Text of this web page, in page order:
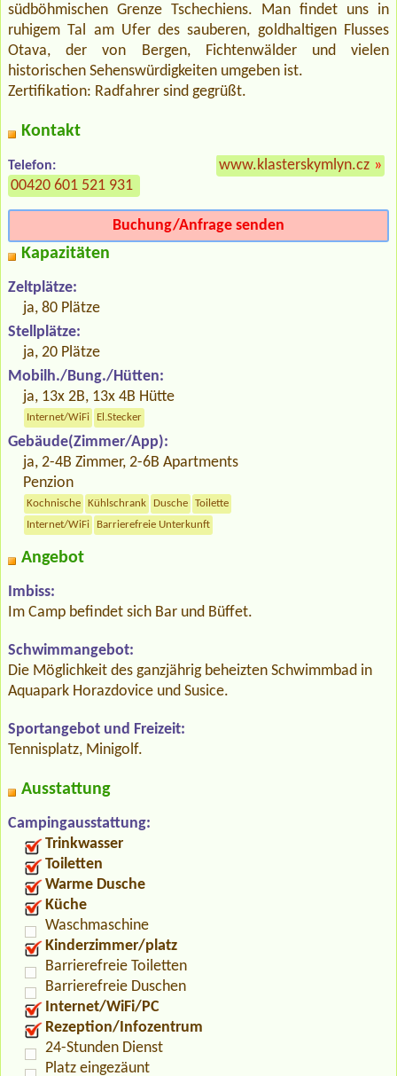
südböhmischen Grenze Tschechiens. Man findet uns in
ruhigem Tal am Ufer des sauberen, goldhaltigen Flusses
Otava, der von Bergen, Fichtenwälder und vielen
historischen Sehenswürdigkeiten umgeben ist.
Zertifikation: Radfahrer sind gegrüßt.
Kontakt
Telefon:
00420 601 521 931
www.klasterskymlyn.cz »
Buchung/Anfrage senden
Kapazitäten
Zeltplätze:
ja, 80 Plätze
Stellplätze:
ja, 20 Plätze
Mobilh./Bung./Hütten:
ja, 13x 2B, 13x 4B Hütte
Internet/WiFi El.Stecker
Gebäude(Zimmer/App):
ja, 2-4B Zimmer, 2-6B Apartments
Penzion
Kochnische Kühlschrank Dusche
Toilette
Internet/WiFi
Barrierefreie Unterkunft
Angebot
Imbiss:
Im Camp befindet sich Bar und Büffet.
Schwimmangebot:
Die Möglichkeit des ganzjährig beheizten Schwimmbad in
Aquapark Horazdovice und Susice.
Sportangebot und Freizeit:
Tennisplatz, Minigolf.
Ausstattung
Campingausstattung:
Trinkwasser
Toiletten
Warme Dusche
Küche
Waschmaschine
Kinderzimmer/platz
Barrierefreie Toiletten
Barrierefreie Duschen
Internet/WiFi/PC
Rezeption/Infozentrum
24-Stunden Dienst
Platz eingezäunt